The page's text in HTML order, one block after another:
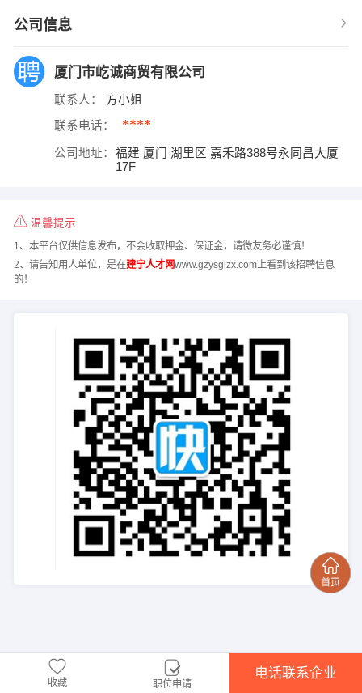
公司信息
厦门市屹诚商贸有限公司
联系人： 方小姐
联系电话： ****
公司地址：
福建 厦门 湖里区 嘉禾路388号永同昌大厦
17F
温馨提示
1、本平台仅供信息发布，不会收取押金、保证金，请微友务必谨慎！
2、请告知用人单位，是在建宁人才网www.gzysglzx.com上看到该招聘信息
的！
收藏 职位申请
电话联系企业